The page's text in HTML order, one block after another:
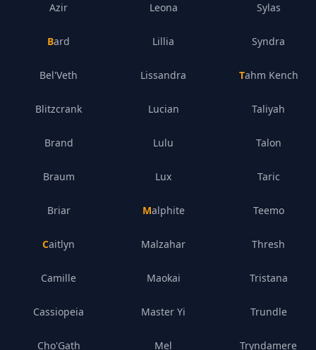
Azir
Bard
Bel'Veth
Blitzcrank
Brand
Braum
Briar
Caitlyn
Camille
Cassiopeia
Cho'Gath
Leona
Lillia
Lissandra
Lucian
Lulu
Lux
Malphite
Malzahar
Maokai
Master Yi
Mel
Sylas
Syndra
Tahm Kench
Taliyah
Talon
Taric
Teemo
Thresh
Tristana
Trundle
Tryndamere